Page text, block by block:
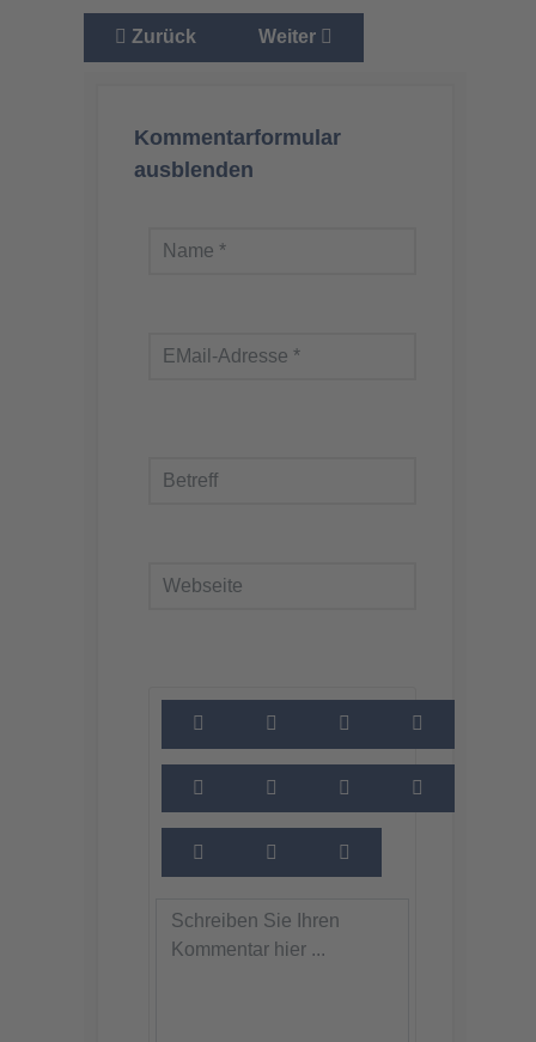
Vorheriger Beitrag: Insektenpulver in
Zurück Nächster Beitrag: Neues aus
Weiter
Kommentarformular
ausblenden